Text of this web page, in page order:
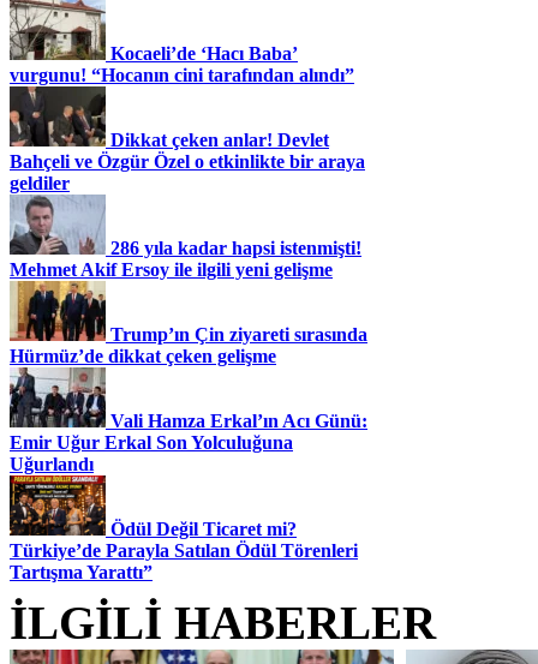
Kocaeli’de ‘Hacı Baba’
vurgunu! “Hocanın cini tarafından alındı”
Dikkat çeken anlar! Devlet
Bahçeli ve Özgür Özel o etkinlikte bir araya
geldiler
286 yıla kadar hapsi istenmişti!
Mehmet Akif Ersoy ile ilgili yeni gelişme
Trump’ın Çin ziyareti sırasında
Hürmüz’de dikkat çeken gelişme
Vali Hamza Erkal’ın Acı Günü:
Emir Uğur Erkal Son Yolculuğuna
Uğurlandı
Ödül Değil Ticaret mi?
Türkiye’de Parayla Satılan Ödül Törenleri
Tartışma Yarattı”
İLGİLİ HABERLER